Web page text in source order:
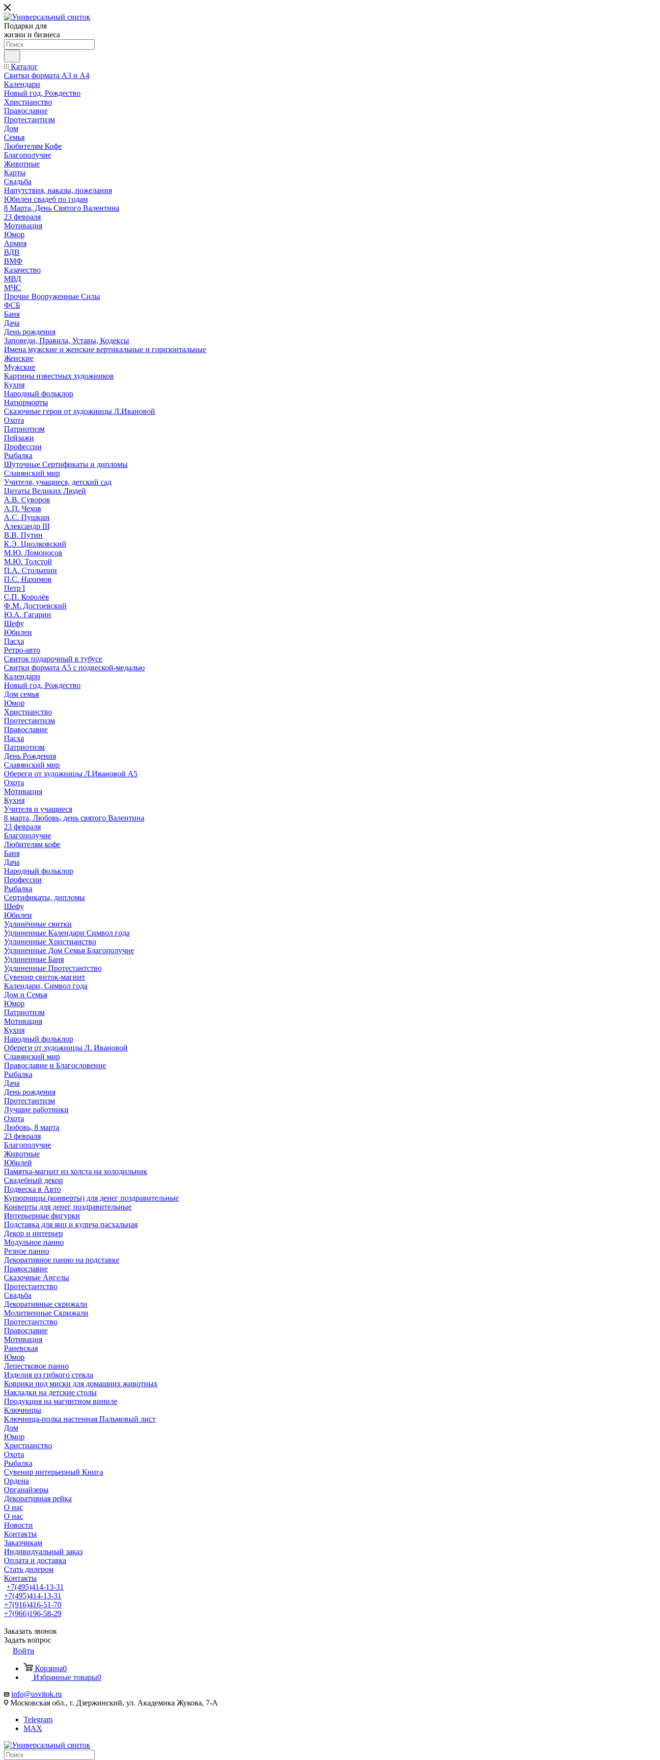
Подарки для
жизни и бизнеса
Каталог
Свитки формата А3 и А4
Календари
Новый год, Рождество
Христианство
Православие
Протестантизм
Дом
Семья
Любителям Кофе
Благополучие
Животные
Карты
Свадьба
Напутствия, наказы, пожелания
Юбилеи свадеб по годам
8 Марта, День Святого Валентина
23 февраля
Мотивация
Юмор
Армия
ВДВ
ВМФ
Казачество
МВД
МЧС
Прочие Вооруженные Силы
ФСБ
Баня
Дача
День рождения
Заповеди, Правила, Уставы, Кодексы
Имена мужские и женские вертикальные и горизонтальные
Женские
Мужские
Картины известных художников
Кухня
Народный фольклор
Натюрморты
Сказочные герои от художницы Л.Ивановой
Охота
Патриотизм
Пейзажи
Профессии
Рыбалка
Шуточные Сертификаты и дипломы
Славянский мир
Учителя, учащиеся, детский сад
Цитаты Великих Людей
А.В. Суворов
А.П. Чехов
А.С. Пушкин
Александр III
В.В. Путин
К.Э. Циолковский
М.Ю. Ломоносов
М.Ю. Толстой
П.А. Столыпин
П.С. Нахимов
Петр I
С.П. Королёв
Ф.М. Достоевский
Ю.А. Гагарин
Шефу
Юбилеи
Пасха
Ретро-авто
Свиток подарочный в тубусе
Свитки формата А5 с подвеской-медалью
Календари
Новый год, Рождество
Дом семья
Юмор
Христианство
Протестантизм
Православие
Пасха
Патриотизм
День Рождения
Славянский мир
Обереги от художницы Л.Ивановой А5
Охота
Мотивация
Кухня
Учителя и учащиеся
8 марта, Любовь, день святого Валентина
23 февраля
Благополучие
Любителям кофе
Баня
Дача
Народный фольклор
Профессии
Рыбалка
Сертификаты, дипломы
Шефу
Юбилеи
Удлинённые свитки
Удлиненные Календари Символ года
Удлиненные Христианство
Удлиненные Дом Семья Благополучие
Удлиненные Баня
Удлиненные Протестантство
Сувенир свиток-магнит
Календари, Символ года
Дом и Семья
Юмор
Патриотизм
Мотивация
Кухня
Народный фольклор
Обереги от художницы Л. Ивановой
Славянский мир
Православие и Благословение
Рыбалка
Дача
День рождения
Протестантизм
Лучшие работники
Охота
Любовь, 8 марта
23 февраля
Благополучие
Животные
Юбилей
Памятка-магнит из холста на холодильник
Свадебный декор
Подвеска в Авто
Купюрницы (конверты) для денег поздравительные
Конверты для денег поздравительные
Интерьерные фигурки
Подставка для яиц и кулича пасхальная
Декор и интерьер
Модульное панно
Резное панно
Декоративное панно на подставке
Православие
Сказочные Ангелы
Протестантство
Свадьба
Декоративные скрижали
Молитвенные Скрижали
Протестантство
Православие
Мотивация
Раневская
Юмор
Лепестковое панно
Изделия из гибкого стекла
Коврики под миски для домашних животных
Накладки на детские столы
Продукция на магнитном виниле
Ключницы
Ключница-полка настенная Пальмовый лист
Дом
Юмор
Христианство
Охота
Рыбалка
Сувенир интерьерный Книга
Ордена
Органайзеры
Декоративная рейка
О нас
О нас
Новости
Контакты
Заказчикам
Индивидуальный заказ
Оплата и доставка
Стать дилером
Контакты
+7(495)414-13-31
+7(495)414-13-31
+7(916)416-51-70
+7(966)196-58-29
Заказать звонок
Задать вопрос
Войти
Корзина0
Избранные товары0
info@usvitok.ru
Московская обл., г. Дзержинский, ул. Академика Жукова, 7-А
Telegram
MAX